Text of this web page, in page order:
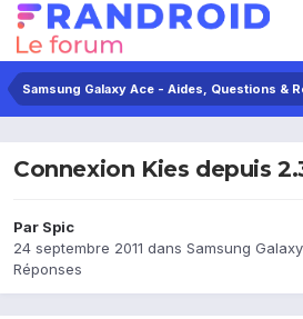
Samsung Galaxy Ace - Aides, Questions &
Connexion Kies depuis
Par Spic
24 septembre 2011 dans Samsung
Réponses